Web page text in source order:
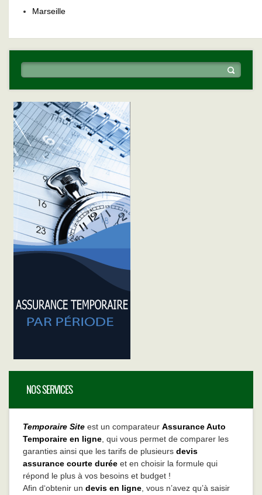
Marseille
NOS SERVICES
Temporaire Site est un comparateur Assurance Auto
Temporaire en ligne, qui vous permet de comparer les
garanties ainsi que les tarifs de plusieurs devis
assurance courte durée et en choisir la formule qui
répond le plus à vos besoins et budget !
Afin d‘obtenir un devis en ligne, vous n’avez qu’à saisir